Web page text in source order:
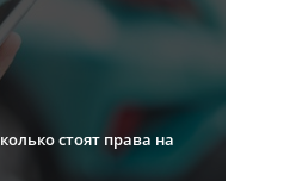
стоят права на